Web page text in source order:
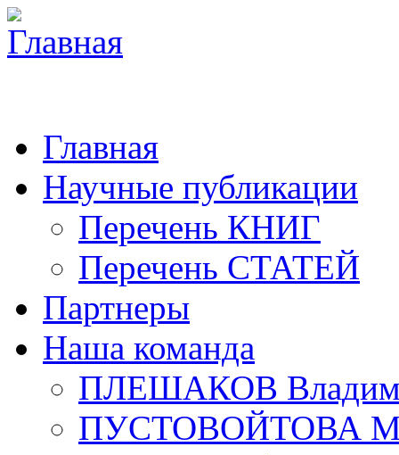
Главная
Научные публикации
Перечень КНИГ
Перечень СТАТЕЙ
Партнеры
Наша команда
ПЛЕШАКОВ
ПУСТОВОЙТОВА